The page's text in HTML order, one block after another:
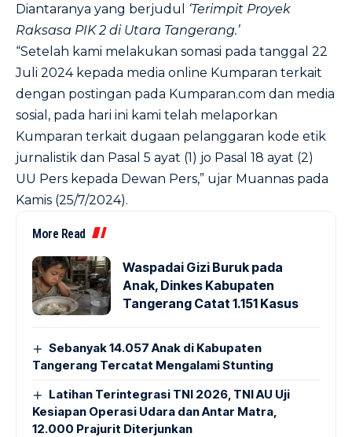
Diantaranya yang berjudul ‘Terimpit Proyek
Raksasa PIK 2 di Utara Tangerang.’
“Setelah kami melakukan somasi pada tanggal 22
Juli 2024 kepada media online Kumparan terkait
dengan postingan pada Kumparan.com dan media
sosial, pada hari ini kami telah melaporkan
Kumparan terkait dugaan pelanggaran kode etik
jurnalistik dan Pasal 5 ayat (1) jo Pasal 18 ayat (2)
UU Pers kepada Dewan Pers,” ujar Muannas pada
Kamis (25/7/2024).
More Read
Waspadai Gizi Buruk pada
Anak, Dinkes Kabupaten
Tangerang Catat 1.151 Kasus
Sebanyak 14.057 Anak di Kabupaten
Tangerang Tercatat Mengalami Stunting
Latihan Terintegrasi TNI 2026, TNI AU Uji
Kesiapan Operasi Udara dan Antar Matra,
12.000 Prajurit Diterjunkan